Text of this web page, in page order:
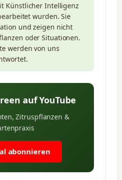
Künstlicher Intelligenz
wurden. Sie
und zeigen nicht
oder Situationen.
werden von uns
auf YouTube
Zitruspflanzen &
abonnieren